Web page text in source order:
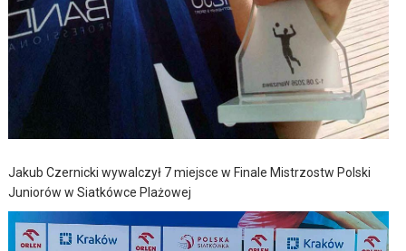
Jakub Czernicki wywalczył 7 miejsce w Finale Mistrzostw Polski
Juniorów w Siatkówce Plażowej